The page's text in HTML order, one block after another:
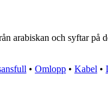
arabiskan och syftar på
• Omlopp • Kabel •